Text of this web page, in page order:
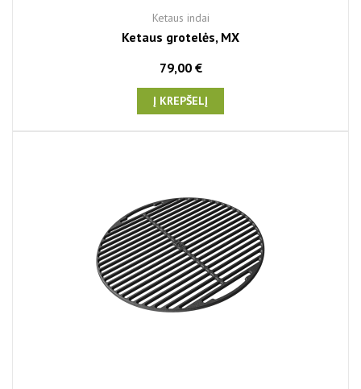
Ketaus indai
Ketaus grotelės, MX
79,00 €
Į KREPŠELĮ